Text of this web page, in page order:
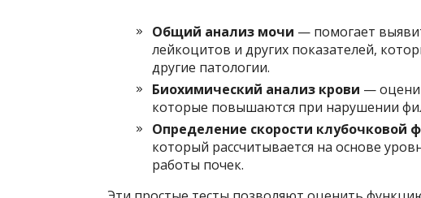
Общий анализ мочи — помогает
лейкоцитов и других показателей,
другие патологии.
Биохимический анализ крови —
которые повышаются при нарушении
Определение скорости клубочковой
который рассчитывается на основе
работы почек.